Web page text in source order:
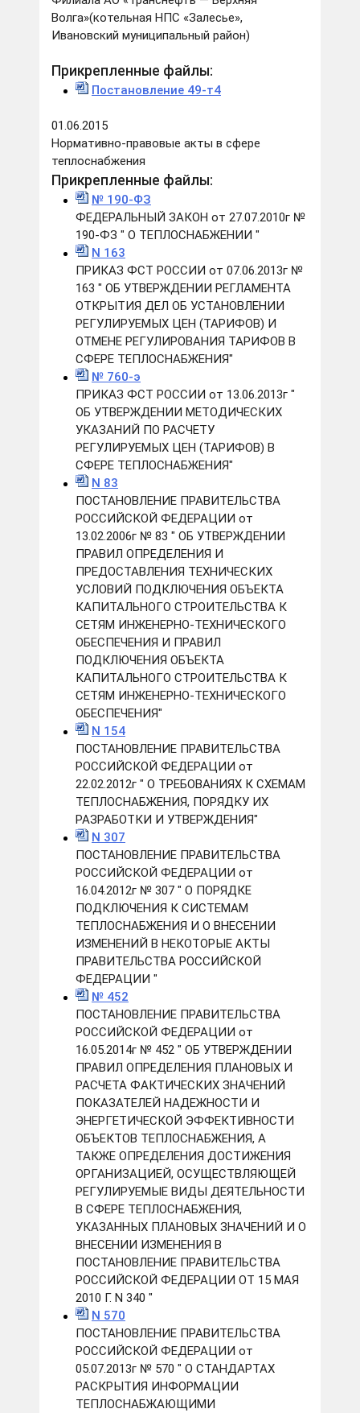
Волга»(котельная НПС «Залесье»,
Ивановский муниципальный район)
Прикрепленные файлы:
Постановление 49-т4
01.06.2015
Нормативно-правовые акты в сфере
теплоснабжения
Прикрепленные файлы:
№ 190-ФЗ
ФЕДЕРАЛЬНЫЙ ЗАКОН от 27.07.2010г №
190-ФЗ " О ТЕПЛОСНАБЖЕНИИ "
N 163
ПРИКАЗ ФСТ РОССИИ от 07.06.2013г №
163 " ОБ УТВЕРЖДЕНИИ РЕГЛАМЕНТА
ОТКРЫТИЯ ДЕЛ ОБ УСТАНОВЛЕНИИ
РЕГУЛИРУЕМЫХ ЦЕН (ТАРИФОВ) И
ОТМЕНЕ РЕГУЛИРОВАНИЯ ТАРИФОВ В
СФЕРЕ ТЕПЛОСНАБЖЕНИЯ"
№ 760-э
ПРИКАЗ ФСТ РОССИИ от 13.06.2013г "
ОБ УТВЕРЖДЕНИИ МЕТОДИЧЕСКИХ
УКАЗАНИЙ ПО РАСЧЕТУ
РЕГУЛИРУЕМЫХ ЦЕН (ТАРИФОВ) В
СФЕРЕ ТЕПЛОСНАБЖЕНИЯ"
N 83
ПОСТАНОВЛЕНИЕ ПРАВИТЕЛЬСТВА
РОССИЙСКОЙ ФЕДЕРАЦИИ от
13.02.2006г № 83 " ОБ УТВЕРЖДЕНИИ
ПРАВИЛ ОПРЕДЕЛЕНИЯ И
ПРЕДОСТАВЛЕНИЯ ТЕХНИЧЕСКИХ
УСЛОВИЙ ПОДКЛЮЧЕНИЯ ОБЪЕКТА
КАПИТАЛЬНОГО СТРОИТЕЛЬСТВА К
СЕТЯМ ИНЖЕНЕРНО-ТЕХНИЧЕСКОГО
ОБЕСПЕЧЕНИЯ И ПРАВИЛ
ПОДКЛЮЧЕНИЯ ОБЪЕКТА
КАПИТАЛЬНОГО СТРОИТЕЛЬСТВА К
СЕТЯМ ИНЖЕНЕРНО-ТЕХНИЧЕСКОГО
ОБЕСПЕЧЕНИЯ"
N 154
ПОСТАНОВЛЕНИЕ ПРАВИТЕЛЬСТВА
РОССИЙСКОЙ ФЕДЕРАЦИИ от
22.02.2012г " О ТРЕБОВАНИЯХ К СХЕМАМ
ТЕПЛОСНАБЖЕНИЯ, ПОРЯДКУ ИХ
РАЗРАБОТКИ И УТВЕРЖДЕНИЯ"
N 307
ПОСТАНОВЛЕНИЕ ПРАВИТЕЛЬСТВА
РОССИЙСКОЙ ФЕДЕРАЦИИ от
16.04.2012г № 307 " О ПОРЯДКЕ
ПОДКЛЮЧЕНИЯ К СИСТЕМАМ
ТЕПЛОСНАБЖЕНИЯ И О ВНЕСЕНИИ
ИЗМЕНЕНИЙ В НЕКОТОРЫЕ АКТЫ
ПРАВИТЕЛЬСТВА РОССИЙСКОЙ
ФЕДЕРАЦИИ "
№ 452
ПОСТАНОВЛЕНИЕ ПРАВИТЕЛЬСТВА
РОССИЙСКОЙ ФЕДЕРАЦИИ от
16.05.2014г № 452 " ОБ УТВЕРЖДЕНИИ
ПРАВИЛ ОПРЕДЕЛЕНИЯ ПЛАНОВЫХ И
РАСЧЕТА ФАКТИЧЕСКИХ ЗНАЧЕНИЙ
ПОКАЗАТЕЛЕЙ НАДЕЖНОСТИ И
ЭНЕРГЕТИЧЕСКОЙ ЭФФЕКТИВНОСТИ
ОБЪЕКТОВ ТЕПЛОСНАБЖЕНИЯ, А
ТАКЖЕ ОПРЕДЕЛЕНИЯ ДОСТИЖЕНИЯ
ОРГАНИЗАЦИЕЙ, ОСУЩЕСТВЛЯЮЩЕЙ
РЕГУЛИРУЕМЫЕ ВИДЫ ДЕЯТЕЛЬНОСТИ
В СФЕРЕ ТЕПЛОСНАБЖЕНИЯ,
УКАЗАННЫХ ПЛАНОВЫХ ЗНАЧЕНИЙ И О
ВНЕСЕНИИ ИЗМЕНЕНИЯ В
ПОСТАНОВЛЕНИЕ ПРАВИТЕЛЬСТВА
РОССИЙСКОЙ ФЕДЕРАЦИИ ОТ 15 МАЯ
2010 Г. N 340 "
N 570
ПОСТАНОВЛЕНИЕ ПРАВИТЕЛЬСТВА
РОССИЙСКОЙ ФЕДЕРАЦИИ от
05.07.2013г № 570 " О СТАНДАРТАХ
РАСКРЫТИЯ ИНФОРМАЦИИ
ТЕПЛОСНАБЖАЮЩИМИ